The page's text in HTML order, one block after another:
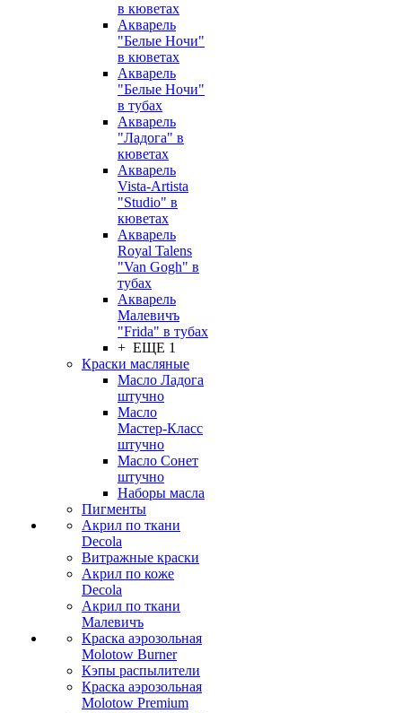
в кюветах
Акварель
"Белые Ночи"
в кюветах
Акварель
"Белые Ночи"
в тубах
Акварель
"Ладога" в
кюветах
Акварель
Vista-Artista
"Studio" в
кюветах
Акварель
Royal Talens
"Van Gogh" в
тубах
Акварель
Малевичъ
"Frida" в тубах
+ ЕЩЕ 1
Краски масляные
Масло Ладога
штучно
Масло
Мастер-Класс
штучно
Масло Сонет
штучно
Наборы масла
Пигменты
Акрил по ткани
Decola
Витражные краски
Акрил по коже
Decola
Акрил по ткани
Малевичъ
Краска аэрозольная
Molotow Burner
Кэпы распылители
Краска аэрозольная
Molotow Premium